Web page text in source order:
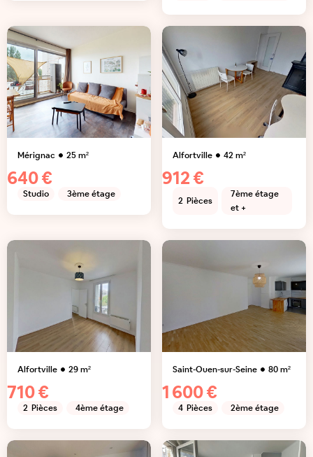
Mérignac 25m²
640 €
Studio 3ème étage
Alfortville 42m²
912 €
2 Pièces
7ème étage
et +
Alfortville 29m²
710 €
2 Pièces 4ème étage
Saint-Ouen-sur-Seine 80m²
1 600 €
4 Pièces 2ème étage